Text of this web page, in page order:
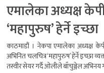
एमालेका अध्यक्ष
‘महापुरुष’ हेर्ने इच्छा
काठमाडौं । नेकपा एमालेका अध्यक्ष
अभिनित चलचित्र ‘महापुरुष’ हेर्ने इच्छा
तस्वीर सेयर गर्दै ओलीले बाँचुञ्जेल अभिनय